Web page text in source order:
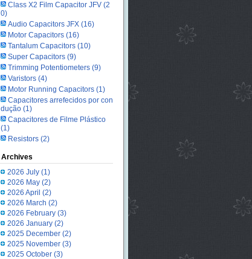
Class X2 Film Capacitor JFV(2
0)
Audio Capacitors JFX(16)
Motor Capacitors (16)
Tantalum Capacitors(10)
Super Capacitors(9)
Trimming Potentiometers(9)
Varistors(4)
Motor Running Capacitors(1)
Capacitores arrefecidos por con
dução(1)
Capacitores de Filme Plástico
(1)
Resistors(2)
Archives
2026 July(1)
2026 May(2)
2026 April (2)
2026 March (2)
2026 February(3)
2026 January(2)
2025 December(2)
2025 November(3)
2025 October(3)